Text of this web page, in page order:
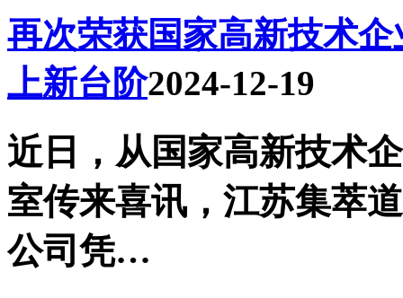
再次荣获国家高新技术
上新台阶2024-12-19
近日，从国家高新技术
室传来喜讯，江苏集萃
公司凭…